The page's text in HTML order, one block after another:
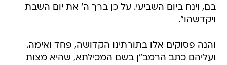
בם, וינח ביום השביעי. על כן ברך ה' את יום השבת
ויקדשהו".
והנה פסוקים אלו בתורתינו הקדושה, פחד ואימה.
ועליהם כתב הרמב"ן בשם המכילתא, שהיא מצות